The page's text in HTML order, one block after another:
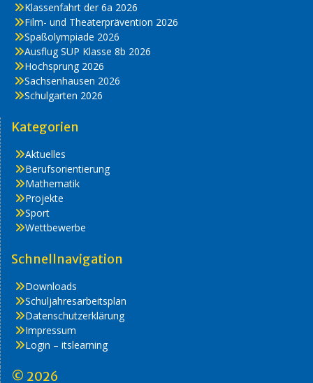
Klassenfahrt der 6a 2026
Film- und Theaterprävention 2026
Spaßolympiade 2026
Ausflug SUP Klasse 8b 2026
Hochsprung 2026
Sachsenhausen 2026
Schulgarten 2026
Kategorien
Aktuelles
Berufsorientierung
Mathematik
Projekte
Sport
Wettbewerbe
Schnellnavigation
Downloads
Schuljahresarbeitsplan
Datenschutzerklärung
Impressum
Login – itslearning
© 2026